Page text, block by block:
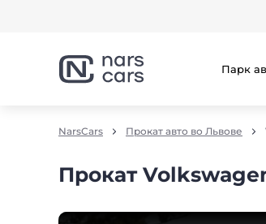
Парк
NarsCars Прокат авто во Львове
Прокат